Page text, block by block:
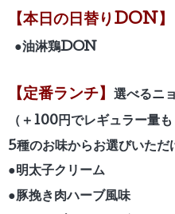
【本日の日替りDON
●油淋鶏DON
【定番ランチ】 選べるニ
（＋100円でレギュラー量も
5種のお味からお選びいただ
●明太子クリーム
●豚挽き肉ハーブ風味